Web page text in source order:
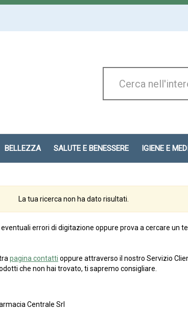
Prodotto
BELLEZZA SALUTE E BENESSERE IGIENE E
La tua ricerca non ha dato risultati.
errori di digitazione oppure prova a cercare un
pagina contatti oppure attraverso il nostro Servizio
che non hai trovato, ti sapremo consigliare.
Centrale Srl